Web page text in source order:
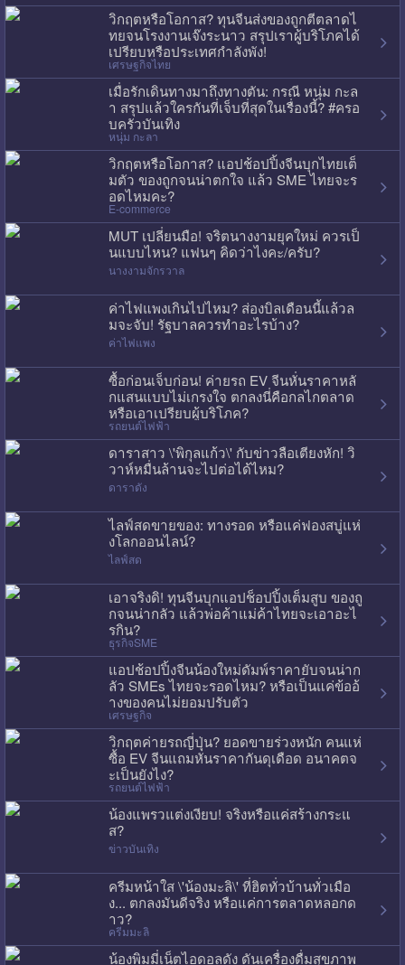
วิกฤตหรือโอกาส? ทุนจีนส่งของถูกตีตลาดไ
ทยจนโรงงานเจ๊งระนาว สรุปเราผู้บริโภคได้
เปรียบหรือประเทศกำลังพัง!
เศรษฐกิจไทย
เมื่อรักเดินทางมาถึงทางตัน: กรณี หนุ่ม กะล
า สรุปแล้วใครกันที่เจ็บที่สุดในเรื่องนี้? #ครอ
บครัวบันเทิง
หนุ่ม กะลา
วิกฤตหรือโอกาส? แอปช้อปปิ้งจีนบุกไทยเต็
มตัว ของถูกจนน่าตกใจ แล้ว SME ไทยจะร
อดไหมคะ?
E-commerce
MUT เปลี่ยนมือ! จริตนางงามยุคใหม่ ควรเป็
นแบบไหน? แฟนๆ คิดว่าไงคะ/ครับ?
นางงามจักรวาล
ค่าไฟแพงเกินไปไหม? ส่องบิลเดือนนี้แล้วล
มจะจับ! รัฐบาลควรทำอะไรบ้าง?
ค่าไฟแพง
ซื้อก่อนเจ็บก่อน! ค่ายรถ EV จีนหั่นราคาหลั
กแสนแบบไม่เกรงใจ ตกลงนี่คือกลไกตลาด
หรือเอาเปรียบผู้บริโภค?
รถยนต์ไฟฟ้า
ดาราสาว \'พิกุลแก้ว\' กับข่าวลือเตียงหัก! วิ
วาห์หมื่นล้านจะไปต่อได้ไหม?
ดาราดัง
ไลฟ์สดขายของ: ทางรอด หรือแค่ฟองสบู่แห่
งโลกออนไลน์?
ไลฟ์สด
เอาจริงดิ! ทุนจีนบุกแอปช็อปปิ้งเต็มสูบ ของถู
กจนน่ากลัว แล้วพ่อค้าแม่ค้าไทยจะเอาอะไ
รกิน?
ธุรกิจSME
แอปช้อปปิ้งจีนน้องใหม่ดัมพ์ราคายับจนน่าก
ลัว SMEs ไทยจะรอดไหม? หรือเป็นแค่ข้ออ้
างของคนไม่ยอมปรับตัว
เศรษฐกิจ
วิกฤตค่ายรถญี่ปุ่น? ยอดขายร่วงหนัก คนแห่
ซื้อ EV จีนแถมหั่นราคากันดุเดือด อนาคตจ
ะเป็นยังไง?
รถยนต์ไฟฟ้า
น้องแพรวแต่งเงียบ! จริงหรือแค่สร้างกระแ
ส?
ข่าวบันเทิง
ครีมหน้าใส \'น้องมะลิ\' ที่ฮิตทั่วบ้านทั่วเมือ
ง... ตกลงมันดีจริง หรือแค่การตลาดหลอกด
าว?
ครีมมะลิ
น้องพิมมี่เน็ตไอดอลดัง ดันเครื่องดื่มสุขภาพ